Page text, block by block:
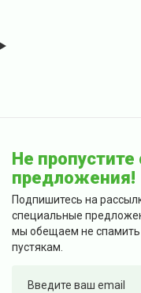
Не
предложения!
Подпишитесь на
специальные
мы обещаем не спамить
пустякам.